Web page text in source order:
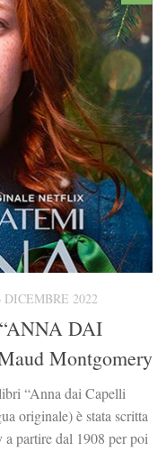
DICEMBRE 2022
DAI
Montgomery
“Anna dai Capelli
originale) è stata scritta
partire dal 1908 per poi